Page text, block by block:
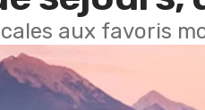
aux favoris